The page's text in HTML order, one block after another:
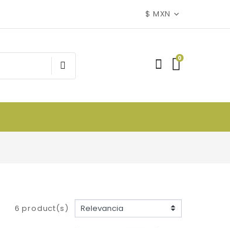
$ MXN
0
6 product(s)